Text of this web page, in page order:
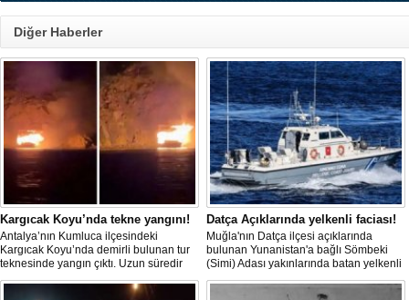
Diğer Haberler
Kargıcak Koyu’nda tekne yangını!
Antalya’nın Kumluca ilçesindeki
Kargıcak Koyu’nda demirli bulunan tur
teknesinde yangın çıktı. Uzun süredir
kullanılmadığı belirtilen ve içerisinde
kimsenin bulunmadığı tekne, itfaiyenin
Datça Açıklarında yelkenli faciası!
Muğla'nın Datça ilçesi açıklarında
bulunan Yunanistan'a bağlı Sömbeki
(Simi) Adası yakınlarında batan yelkenli
teknedeki 9 kişiden 8'i sağ olarak
kurtarılırken, kaybolan 1 kişi için deniz